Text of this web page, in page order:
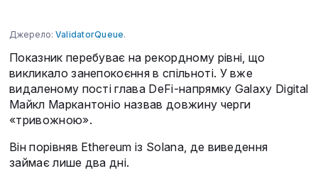
Джерело: ValidatorQueue.
Показник перебуває на рекордному рівні, що
викликало занепокоєння в спільноті. У вже
видаленому пості глава DeFi-напрямку Galaxy Digital
Майкл Маркантоніо назвав довжину черги
«тривожною».
Він порівняв Ethereum із Solana, де виведення
займає лише два дні.